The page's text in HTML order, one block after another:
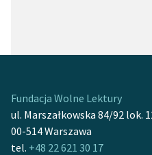
Fundacja Wolne Lektury
ul. Marszałkowska 84/92 lok.
00-514 Warszawa
tel. +48 22 621 30 17